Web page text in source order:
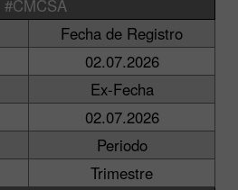
#CMCSA
Fecha de Registro
02.07.2026
Ex-Fecha
02.07.2026
Periodo
Trimestre